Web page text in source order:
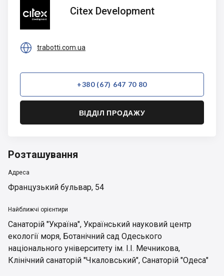
Development
Citex Development
 trabotti.com.ua
+380 (67) 647 70 80
ВІДДІЛ ПРОДАЖУ
Розташування
Адреса
Французький бульвар, 54
Найближчі орієнтири
Санаторій "Україна", Український науковий центр
екології моря, Ботанічний сад Одеського
національного університету ім. І.І. Мечникова,
Клінічний санаторій "Чкаловський", Санаторій "Одеса"